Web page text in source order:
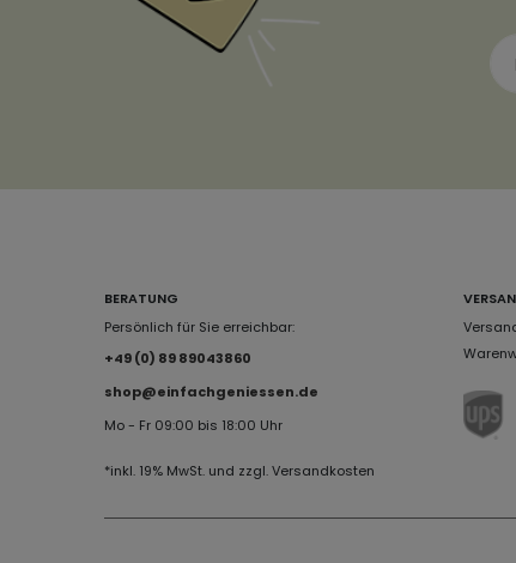
BERATUNG
Persönlich für Sie erreichbar:
+49 (0) 89 89043860
shop@einfachgeniessen.de
Mo - Fr 09:00 bis 18:00 Uhr
*inkl. 19% MwSt. und zzgl. Versandkosten